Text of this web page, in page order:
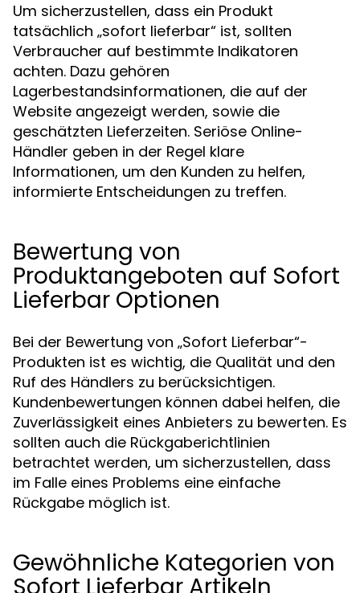
Um sicherzustellen, dass ein Produkt
tatsächlich „sofort lieferbar“ ist, sollten
Verbraucher auf bestimmte Indikatoren
achten. Dazu gehören
Lagerbestandsinformationen, die auf der
Website angezeigt werden, sowie die
geschätzten Lieferzeiten. Seriöse Online-
Händler geben in der Regel klare
Informationen, um den Kunden zu helfen,
informierte Entscheidungen zu treffen.
Bewertung von
Produktangeboten auf Sofort
Lieferbar Optionen
Bei der Bewertung von „Sofort Lieferbar“-
Produkten ist es wichtig, die Qualität und den
Ruf des Händlers zu berücksichtigen.
Kundenbewertungen können dabei helfen, die
Zuverlässigkeit eines Anbieters zu bewerten. Es
sollten auch die Rückgaberichtlinien
betrachtet werden, um sicherzustellen, dass
im Falle eines Problems eine einfache
Rückgabe möglich ist.
Gewöhnliche Kategorien von